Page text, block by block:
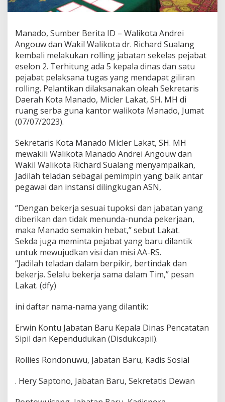
o
i
n
a
b
a
t
a
n
o
n
d
o
n
u
u
K
a
d
i
s
D
i
n
s
Manado, Sumber Berita ID – Walikota Andrei
Angouw dan Wakil Walikota dr. Richard Sualang
kembali melakukan rolling jabatan sekelas pejabat
eselon 2. Terhitung ada 5 kepala dinas dan satu
pejabat pelaksana tugas yang mendapat giliran
rolling. Pelantikan dilaksanakan oleah Sekretaris
Daerah Kota Manado, Micler Lakat, SH. MH di
ruang serba guna kantor walikota Manado, Jumat
(07/07/2023).
Sekretaris Kota Manado Micler Lakat, SH. MH
mewakili Walikota Manado Andrei Angouw dan
Wakil Walikota Richard Sualang menyampaikan,
Jadilah teladan sebagai pemimpin yang baik antar
pegawai dan instansi dilingkugan ASN,
“Dengan bekerja sesuai tupoksi dan jabatan yang
diberikan dan tidak menunda-nunda pekerjaan,
maka Manado semakin hebat,” sebut Lakat.
Sekda juga meminta pejabat yang baru dilantik
untuk mewujudkan visi dan misi AA-RS.
“Jadilah teladan dalam berpikir, bertindak dan
bekerja. Selalu bekerja sama dalam Tim,” pesan
Lakat. (dfy)
ini daftar nama-nama yang dilantik:
Erwin Kontu Jabatan Baru Kepala Dinas Pencatatan
Sipil dan Kependudukan (Disdukcapil).
Rollies Rondonuwu, Jabatan Baru, Kadis Sosial
. Hery Saptono, Jabatan Baru, Sekretatis Dewan